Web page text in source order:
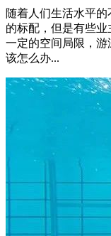
随着人们生活水平
的标配，但是有些
一定的空间局限，
该怎么办...